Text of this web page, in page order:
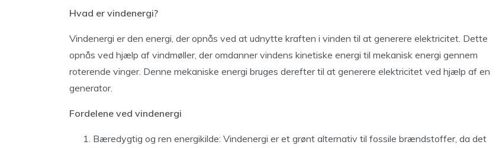
Hvad er vindenergi?
Vindenergi er den energi, der opnås ved at udnytte kraften i vinden til at generere elektricitet. Dette
opnås ved hjælp af vindmøller, der omdanner vindens kinetiske energi til mekanisk energi gennem
roterende vinger. Denne mekaniske energi bruges derefter til at generere elektricitet ved hjælp af en
generator.
Fordelene ved vindenergi
Bæredygtig og ren energikilde: Vindenergi er et grønt alternativ til fossile brændstoffer, da det